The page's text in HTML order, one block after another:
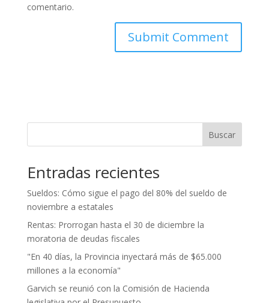
comentario.
Buscar
Entradas recientes
Sueldos: Cómo sigue el pago del 80% del sueldo de
noviembre a estatales
Rentas: Prorrogan hasta el 30 de diciembre la
moratoria de deudas fiscales
"En 40 días, la Provincia inyectará más de $65.000
millones a la economía"
Garvich se reunió con la Comisión de Hacienda